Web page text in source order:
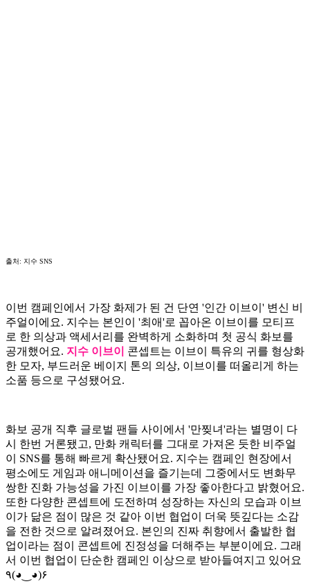
출처: 지수 SNS
이번 캠페인에서 가장 화제가 된 건 단연 '인간 이브이' 변신 비
주얼이에요. 지수는 본인이 '최애'로 꼽아온 이브이를 모티프
로 한 의상과 액세서리를 완벽하게 소화하며 첫 공식 화보를
공개했어요. 지수 이브이
콘셉트는 이브이 특유의 귀를 형상화
한 모자, 부드러운 베이지 톤의 의상, 이브이를 떠올리게 하는
소품 등으로 구성됐어요.
화보 공개 직후 글로벌 팬들 사이에서 '만찢녀'라는 별명이 다
시 한번 거론됐고, 만화 캐릭터를 그대로 가져온 듯한 비주얼
이 SNS를 통해 빠르게 확산됐어요. 지수는 캠페인 현장에서
평소에도 게임과 애니메이션을 즐기는데 그중에서도 변화무
쌍한 진화 가능성을 가진 이브이를 가장 좋아한다고 밝혔어요.
또한 다양한 콘셉트에 도전하며 성장하는 자신의 모습과 이브
이가 닮은 점이 많은 것 같아 이번 협업이 더욱 뜻깊다는 소감
을 전한 것으로 알려졌어요. 본인의 진짜 취향에서 출발한 협
업이라는 점이 콘셉트에 진정성을 더해주는 부분이에요. 그래
서 이번 협업이 단순한 캠페인 이상으로 받아들여지고 있어요
٩(◕‿◕)۶